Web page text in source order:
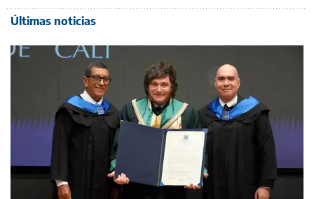
Últimas noticias